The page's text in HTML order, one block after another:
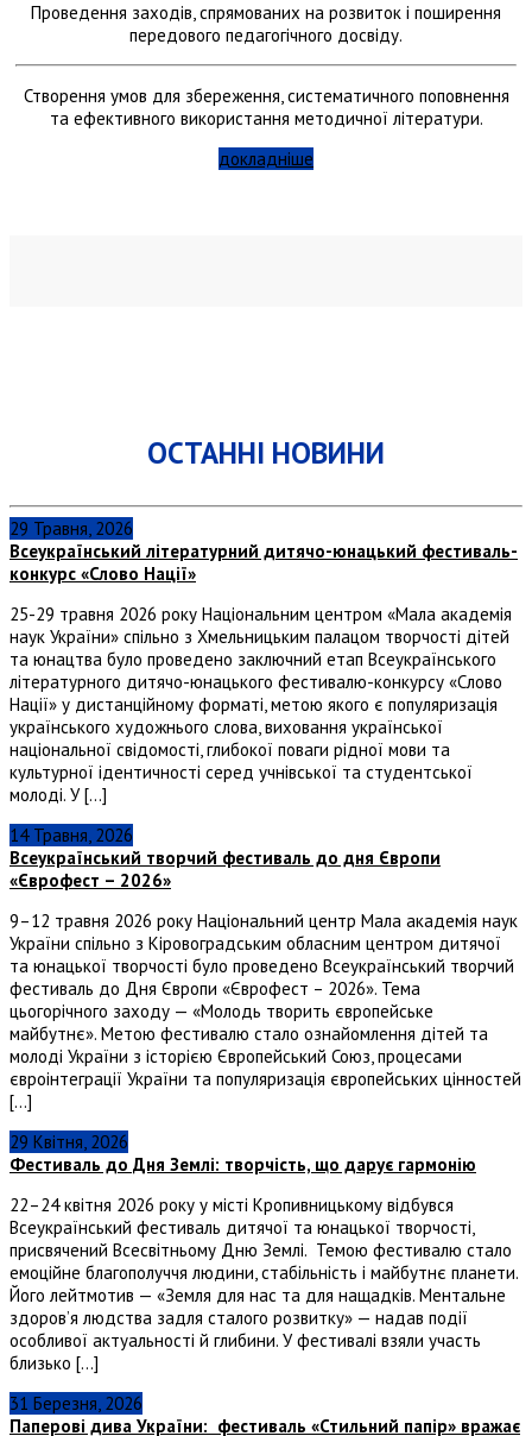
Проведення заходів, спрямованих на розвиток і поширення
передового педагогічного досвіду.
Створення умов для збереження, систематичного поповнення
та ефективного використання методичної літератури.
докладніше
ОСТАННІ НОВИНИ
29 Травня, 2026
Всеукраїнський літературний дитячо-юнацький фестиваль-
конкурс «Слово Нації»
25-29 травня 2026 року Національним центром «Мала академія
наук України» спільно з Хмельницьким палацом творчості дітей
та юнацтва було проведено заключний етап Всеукраїнського
літературного дитячо-юнацького фестивалю-конкурсу «Слово
Нації» у дистанційному форматі, метою якого є популяризація
українського художнього слова, виховання української
національної свідомості, глибокої поваги рідної мови та
культурної ідентичності серед учнівської та студентської
молоді. У […]
14 Травня, 2026
Всеукраїнський творчий фестиваль до дня Європи
«Єврофест – 2026»
9–12 травня 2026 року Національний центр Мала академія наук
України спільно з Кіровоградським обласним центром дитячої
та юнацької творчості було проведено Всеукраїнський творчий
фестиваль до Дня Європи «Єврофест – 2026». Тема
цьогорічного заходу — «Молодь творить європейське
майбутнє». Метою фестивалю стало ознайомлення дітей та
молоді України з історією Європейський Союз, процесами
євроінтеграції України та популяризація європейських цінностей
[…]
29 Квітня, 2026
Фестиваль до Дня Землі: творчість, що дарує гармонію
22–24 квітня 2026 року у місті Кропивницькому відбувся
Всеукраїнський фестиваль дитячої та юнацької творчості,
присвячений Всесвітньому Дню Землі. Темою фестивалю стало
емоційне благополуччя людини, стабільність і майбутнє планети.
Його лейтмотив — «Земля для нас та для нащадків. Ментальне
здоров’я людства задля сталого розвитку» — надав події
особливої актуальності й глибини. У фестивалі взяли участь
близько […]
31 Березня, 2026
Паперові дива України: фестиваль «Стильний папір» вражає